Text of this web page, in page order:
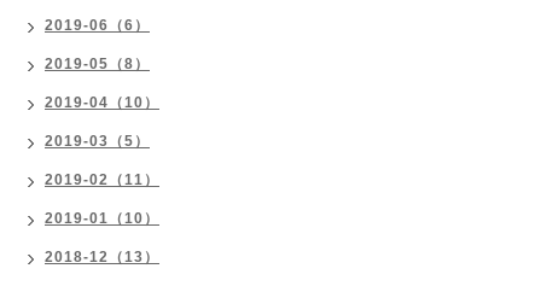
2019-06（6）
2019-05（8）
2019-04（10）
2019-03（5）
2019-02（11）
2019-01（10）
2018-12（13）